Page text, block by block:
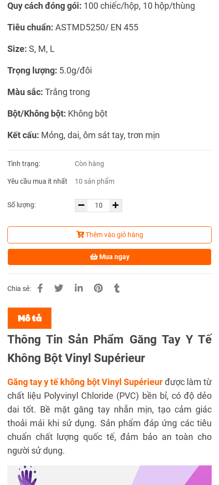
Quy cách đóng gói: 100 chiếc/hộp, 10 hộp/thùng
Tiêu chuẩn: ASTMD5250/ EN 455
Size: S, M, L
Trọng lượng: 5.0g/đôi
Màu sắc: Trắng trong
Bột/Không bột: Không bột
Kết cấu: Mỏng, dai, ôm sát tay, trơn mịn
Tình trạng: Còn hàng
Yêu cầu mua ít nhất 10 sản phẩm
Số lượng:
Thêm vào giỏ hàng
Mua ngay
Chia sẻ:
Mô tả
Thông Tin Sản Phẩm Găng Tay Y Tế
Không Bột Vinyl Supérieur
Găng tay y tế không bột Vinyl Supérieurđược làm từ
chất liệu Polyvinyl Chloride (PVC) bền bỉ, có độ dẻo
dai tốt. Bề mặt găng tay nhẵn mịn, tạo cảm giác
thoải mái khi sử dụng. Sản phẩm đáp ứng các tiêu
chuẩn chất lượng quốc tế, đảm bảo an toàn cho
người sử dụng.